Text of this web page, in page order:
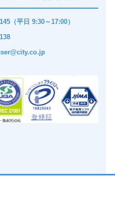
（平日 9:30～17:00）